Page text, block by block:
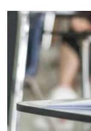
ARAŞDIRMA
MULTIMEDIA
VIDEO
FOTOQALEREYA
İNFOQRAFIKA
KARIKATURA
RADIO ARXIV
OXU ZALI
AZƏRBAYCAN
İSLAM VƏ
HAQQIMIZDA
MISSIYAMIZ
PEŞƏ ETIKASI VƏ
BIZI IZLƏ